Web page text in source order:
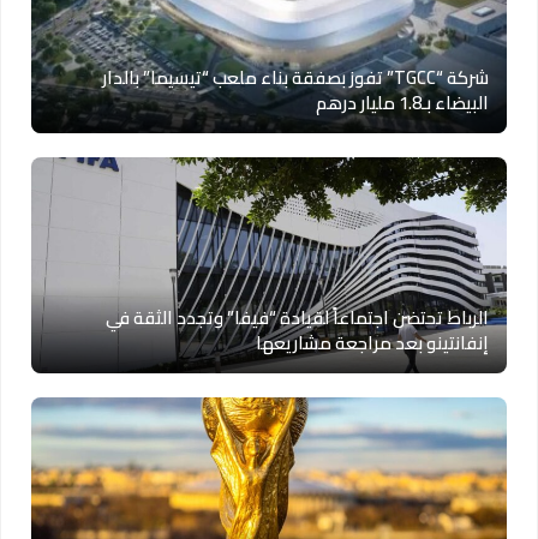
شركة “TGCC” تفوز بصفقة بناء ملعب “تيسيما” بالدار
البيضاء بـ1.8 مليار درهم
الرباط تحتضن اجتماعاً لقيادة “فيفا” وتجدد الثقة في
إنفانتينو بعد مراجعة مشاريعها